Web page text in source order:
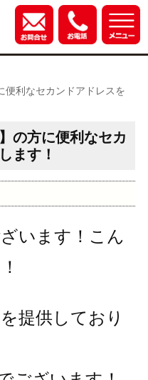
便利なセカンドアドレスを
の方に便利なセカ
ます！
います！こん
提供しており